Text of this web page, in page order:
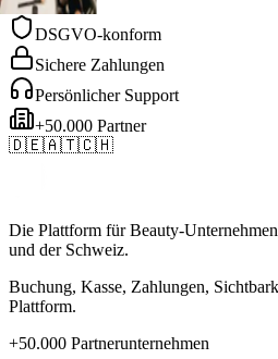
DSGVO-konform
Sichere Zahlungen
Persönlicher Support
+50.000 Partner
🇩🇪🇦🇹🇨🇭
Die Plattform für Beauty-
und der Schweiz.
Buchung, Kasse, Zahlungen,
Plattform.
+50.000 Partnerunternehmen